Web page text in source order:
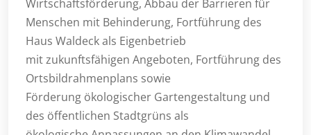
Wirtschaftsförderung, Abbau der Barrieren für
Menschen mit Behinderung, Fortführung des
Haus Waldeck als Eigenbetrieb
mit zukunftsfähigen Angeboten, Fortführung des
Ortsbildrahmenplans sowie
Förderung ökologischer Gartengestaltung und
des öffentlichen Stadtgrüns als